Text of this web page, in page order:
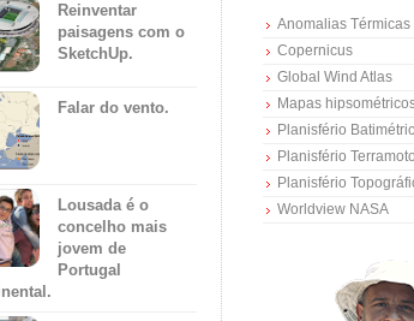
Reinventar
paisagens com o
SketchUp.
Falar do vento.
Lousada é o
concelho mais
jovem de
Portugal
Anomalias Térmicas
Copernicus
Global Wind Atlas
Mapas
Planisfério
Planisfério
Planisfério
Worldview NASA